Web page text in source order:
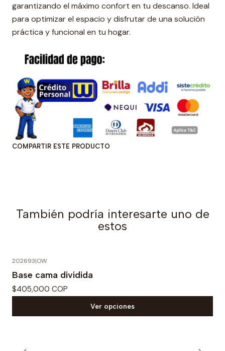
garantizando el máximo confort en tu descanso. Ideal
para optimizar el espacio y disfrutar de una solución
práctica y funcional en tu hogar.
COMPARTIR ESTE PRODUCTO
También podría interesarte uno de
estos
202693|OW
Base cama dividida
$405,000 COP
Ver opciones